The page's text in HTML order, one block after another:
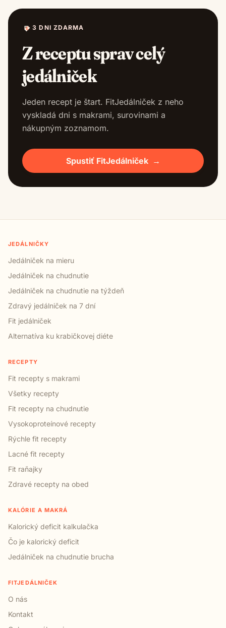
3 DNI ZDARMA
Z receptu sprav celý
jedálniček
Jeden recept je štart. FitJedálniček z neho
vyskladá dni s makrami, surovinami a
nákupným zoznamom.
Spustiť FitJedálniček →
JEDÁLNIČKY
Jedálniček na mieru
Jedálniček na chudnutie
Jedálniček na chudnutie na týždeň
Zdravý jedálniček na 7 dní
Fit jedálniček
Alternatíva ku krabičkovej diéte
RECEPTY
Fit recepty s makrami
Všetky recepty
Fit recepty na chudnutie
Vysokoproteínové recepty
Rýchle fit recepty
Lacné fit recepty
Fit raňajky
Zdravé recepty na obed
KALÓRIE A MAKRÁ
Kalorický deficit kalkulačka
Čo je kalorický deficit
Jedálniček na chudnutie brucha
FITJEDÁLNIČEK
O nás
Kontakt